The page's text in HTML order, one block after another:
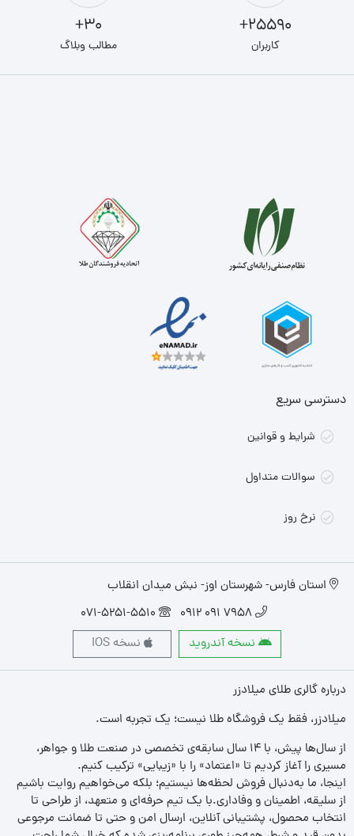
25590+
کاربران
30+
مطالب وبلاگ
دسترسی سریع
شرایط و قوانین
سوالات متداول
نرخ روز
استان فارس- شهرستان اوز- نبش میدان انقلاب
7958 091 0912
071-5251-5510
نسخه آندروید
نسخه IOS
درباره گالری طلای میلادزر
میلادزر، فقط یک فروشگاه طلا نیست؛ یک تجربه‌ است.
از سال‌ها پیش، با ۱۴ سال سابقه‌ی تخصصی در صنعت طلا و جواهر،
مسیری را آغاز کردیم تا «اعتماد» را با «زیبایی» ترکیب کنیم.
اینجا، ما به‌دنبال فروش لحظه‌ها نیستیم؛ بلکه می‌خواهیم روایت باشیم
از سلیقه، اطمینان و وفاداری.با یک تیم حرفه‌ای و متعهد، از طراحی تا
انتخاب محصول، پشتیبانی آنلاین، ارسال امن و حتی تا ضمانت مرجوعی